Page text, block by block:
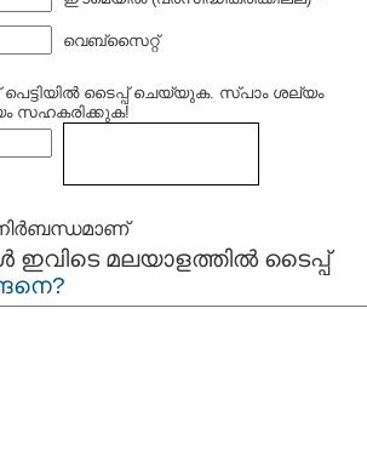
വെബ്സൈറ്റ്
ടൈപ്പ്‌ ചെയ്യുക. സ്പാം ശല്യം
സഹകരിക്കുക!
ഇവിടെ മലയാളത്തില്‍ ടൈപ്പ്